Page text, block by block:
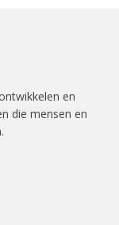
en
die mensen en